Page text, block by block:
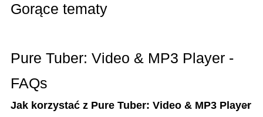
Gorące tematy
Pure Tuber: Video & MP3 Player -
FAQs
Jak korzystać z Pure Tuber: Video & MP3 Player